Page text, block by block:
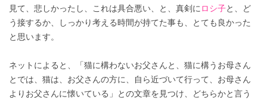
見て、悲しかったし、これは具合悪い、と、真剣に ロシ子と、ど
う接するか、しっかり考える時間が持てた事も、とても良かった
と思います。
ネットによると、「猫に構わないお父さんと、猫に構うお母さん
とでは、猫は、お父さんの方に、自ら近づいて行って、お母さん
よりお父さんに懐いている」との文章を見つけ、どちらかと言う